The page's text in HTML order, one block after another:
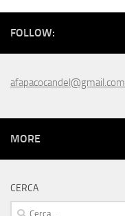
FOLLOW:
afapacocandel@gmail.com
MORE
CERCA
Cerca: